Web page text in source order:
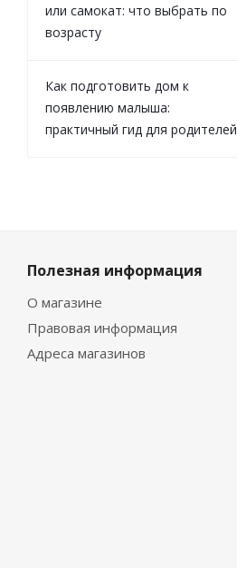
или самокат: что выбрать по
возрасту
Как подготовить дом к
появлению малыша:
практичный гид для родителей
Полезная информация
О магазине
Правовая информация
Адреса магазинов